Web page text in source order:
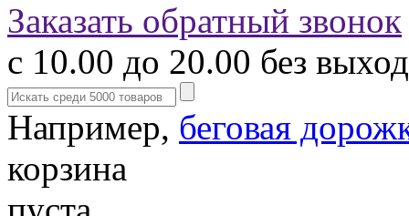
Заказать обратный звонок
с 10.00 до 20.00 без
Например, беговая
корзина